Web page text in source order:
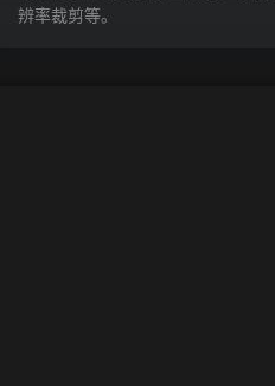
辨率裁剪等。